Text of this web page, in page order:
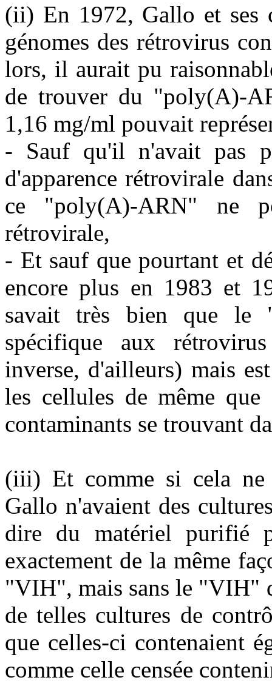
(ii) En 1972, Gallo et ses
génomes des rétrovirus
lors, il aurait pu
de trouver du "poly(A)-
1,16 mg/ml pouvait
- Sauf qu'il n'avait pas
d'apparence rétrovirale
ce "poly(A)-ARN" ne
rétrovirale,
- Et sauf que pourtant et
encore plus en 1983 et
savait très bien que le
spécifique aux
inverse, d'ailleurs) mais
les cellules de même
contaminants se trouvant
(iii) Et comme si cela
Gallo n'avaient des
dire du matériel purifié
exactement de la même
"VIH", mais sans le "VIH"
de telles cultures de
que celles-ci contenaient
comme celle censée